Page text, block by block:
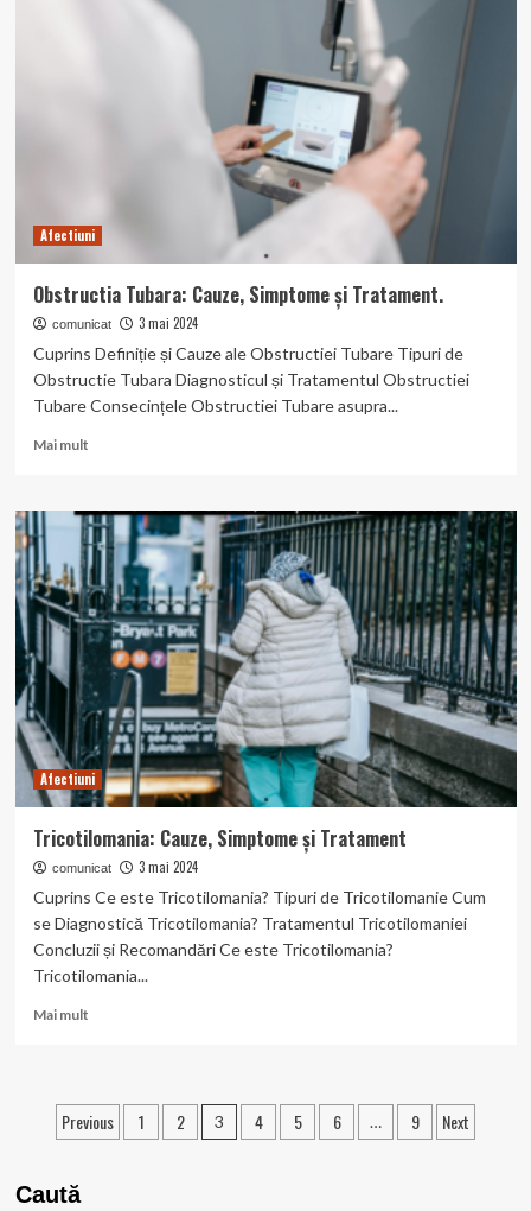
Calculator:
Afectiuni
Obstructia Tubara: Cauze, Simptome și Tratament.
comunicat 3 mai 2024
Cuprins Definiție și Cauze ale Obstructiei Tubare Tipuri de
Obstructie Tubara Diagnosticul și Tratamentul Obstructiei
Tubare Consecințele Obstructiei Tubare asupra...
Mai multRead
Obstructia
Tubara:
Cauze,
Simptome
și
Tratament.
Afectiuni
Tricotilomania: Cauze, Simptome și Tratament
comunicat 3 mai 2024
Cuprins Ce este Tricotilomania? Tipuri de Tricotilomanie Cum
se Diagnostică Tricotilomania? Tratamentul Tricotilomaniei
Concluzii și Recomandări Ce este Tricotilomania?
Tricotilomania...
Mai multRead
Cauze,
Simptome
Paginație
Previous 1 2 3 4 5 6 … 9 Next
Caută